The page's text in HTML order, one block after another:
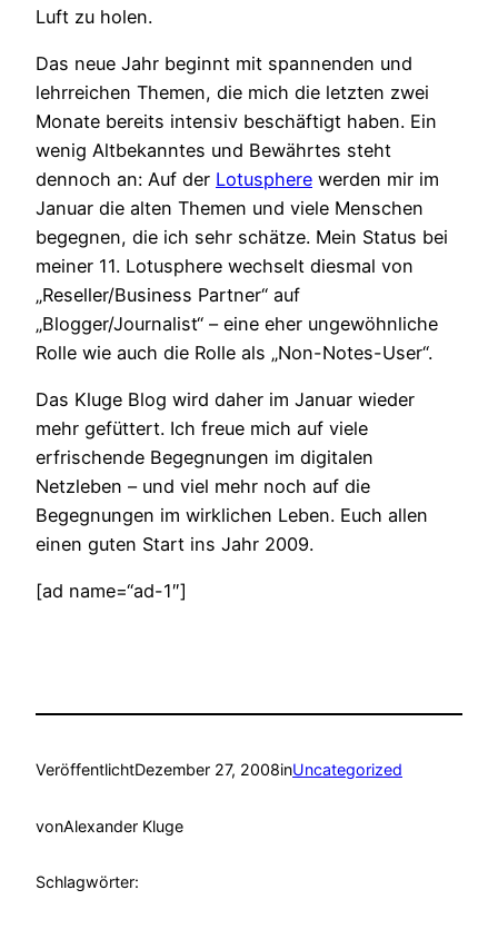
Luft zu holen.
Das neue Jahr beginnt mit spannenden und
lehrreichen Themen, die mich die letzten zwei
Monate bereits intensiv beschäftigt haben. Ein
wenig Altbekanntes und Bewährtes steht
dennoch an: Auf der Lotusphere werden mir im
Januar die alten Themen und viele Menschen
begegnen, die ich sehr schätze. Mein Status bei
meiner 11. Lotusphere wechselt diesmal von
„Reseller/Business Partner“ auf
„Blogger/Journalist“ – eine eher ungewöhnliche
Rolle wie auch die Rolle als „Non-Notes-User“.
Das Kluge Blog wird daher im Januar wieder
mehr gefüttert. Ich freue mich auf viele
erfrischende Begegnungen im digitalen
Netzleben – und viel mehr noch auf die
Begegnungen im wirklichen Leben. Euch allen
einen guten Start ins Jahr 2009.
[ad name=“ad-1″]
VeröffentlichtDezember 27, 2008inUncategorized
vonAlexander Kluge
Schlagwörter: